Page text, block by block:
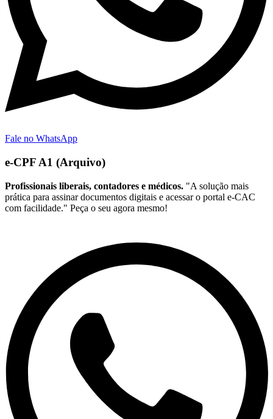
Fale no WhatsApp
e-CPF A1 (Arquivo)
Profissionais liberais, contadores e médicos. "A solução mais
prática para assinar documentos digitais e acessar o portal e-CAC
com facilidade." Peça o seu agora mesmo!